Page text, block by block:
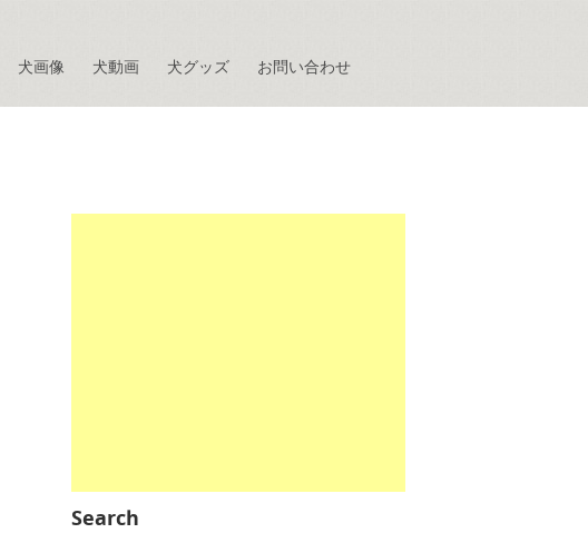
犬画像 犬動画 犬グッズ お問い合わせ
Search